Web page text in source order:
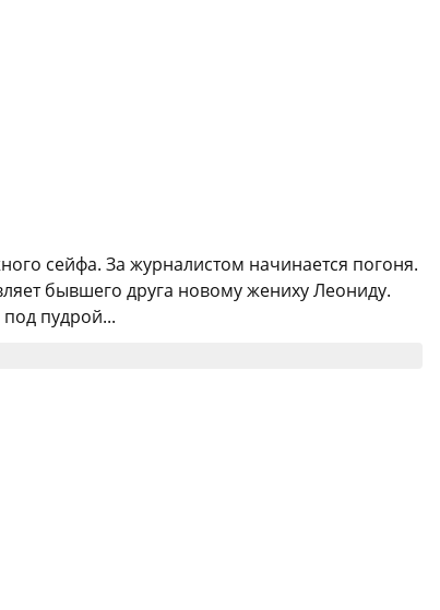
сейфа. За журналистом начинается погоня.
бывшего друга новому жениху Леониду.
пудрой...